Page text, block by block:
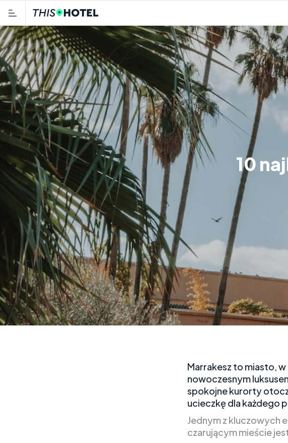
10
Marrakesz to miasto,
nowoczesnym
spokojne kurorty
ucieczkę dla każdego
Jednym z kluczowych
czarującym mieście